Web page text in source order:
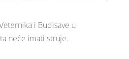
i Budisave u
neće imati struje.